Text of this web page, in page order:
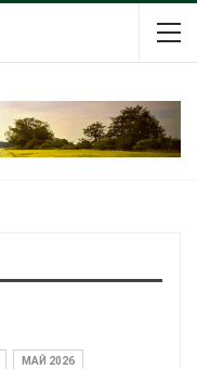
МАЙ 2026